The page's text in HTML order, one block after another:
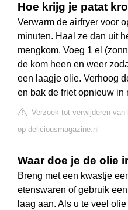
Hoe krijg je patat
Verwarm de airfryer voor
minuten. Haal ze dan uit
mengkom. Voeg 1 el
de kom heen en weer
een laagje olie. Verhoog
en bak de friet opnieuw in
Verzoek tot verwijderen van
op deliciousmagazine.nl
Waar doe je de olie
Breng met een kwastje
etenswaren of gebruik
laag aan. Als u te veel